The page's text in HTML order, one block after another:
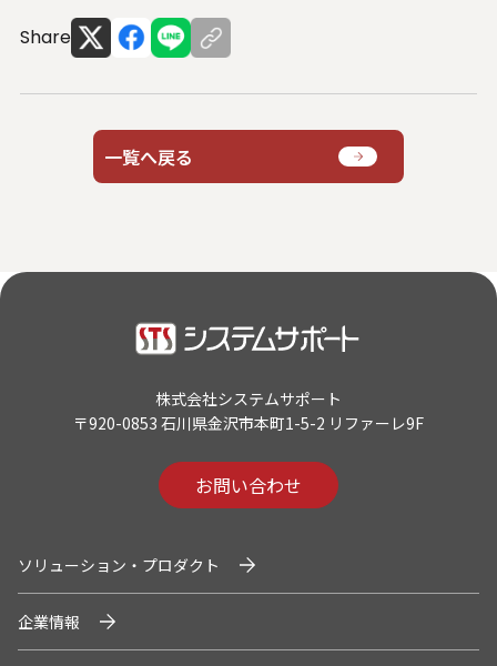
Share
一覧へ戻る
株式会社システムサポート
〒920-0853 石川県金沢市本町1-5-2 リファーレ9F
お問い合わせ
ソリューション・プロダクト
企業情報